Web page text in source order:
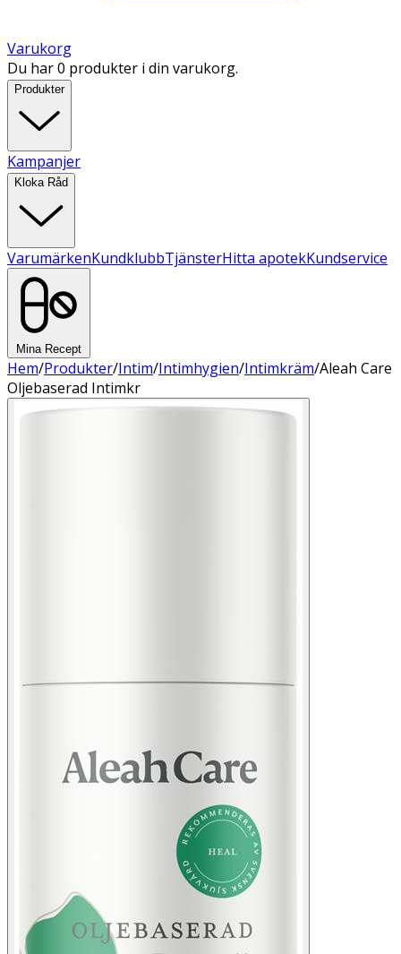
Varukorg
Du har 0 produkter i din varukorg.
Produkter
Kampanjer
Kloka Råd
VarumärkenKundklubbTjänsterHitta apotekKundservice
Mina Recept
Hem/Produkter/Intim/Intimhygien/Intimkräm/Aleah Care
Oljebaserad Intimkr